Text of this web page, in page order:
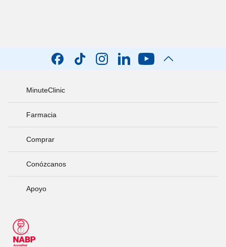
MinuteClinic
Farmacia
Comprar
Conózcanos
Apoyo